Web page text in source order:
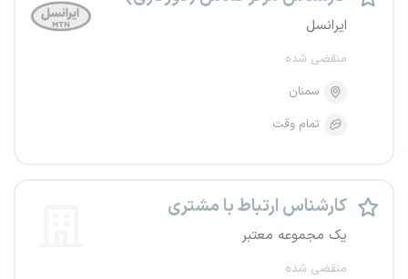
ایرانسل
منقضی شده
سمنان
تمام وقت
کارشناس ارتباط با مشتری
یک مجموعه معتبر
منقضی شده